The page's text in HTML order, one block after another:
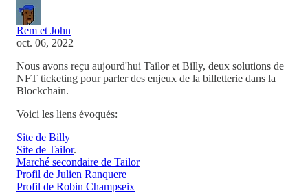
Rem et John
oct. 06, 2022
Nous avons reçu aujourd'hui Tailor et Billy, deux solutions de
NFT ticketing pour parler des enjeux de la billetterie dans la
Blockchain.
Voici les liens évoqués:
Site de Billy
Site de Tailor.
Marché secondaire de Tailor
Profil de Julien Ranquere
Profil de Robin Champseix